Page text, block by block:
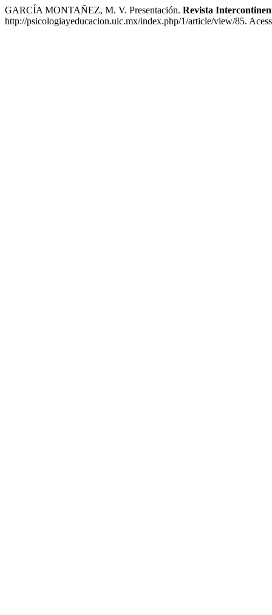
GARCÍA MONTAÑEZ, M. V. Presentación. Revista
http://psicologiayeducacion.uic.mx/index.php/1/article/view/85.